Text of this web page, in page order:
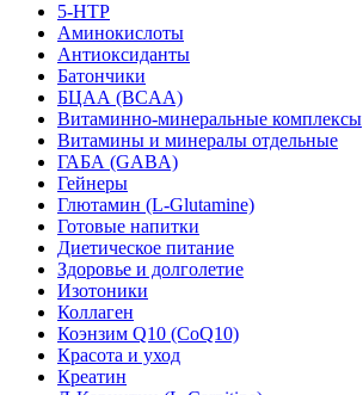
5-HTP
Аминокислоты
Антиоксиданты
Батончики
БЦАА (BCAA)
Витаминно-минеральные комплексы
Витамины и минералы отдельные
ГАБА (GABA)
Гейнеры
Глютамин (L-Glutamine)
Готовые напитки
Диетическое питание
Здоровье и долголетие
Изотоники
Коллаген
Коэнзим Q10 (CoQ10)
Красота и уход
Креатин